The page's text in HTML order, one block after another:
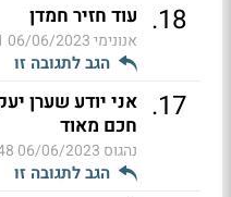
18
. עוד חזיר חמדן
אנונימי06/06/2023 22:31
הגב לתגובה זו
17
.
אני יודע
חכם מאוד
נהגוס 06/06/2023 20:48
הגב לתגובה זו